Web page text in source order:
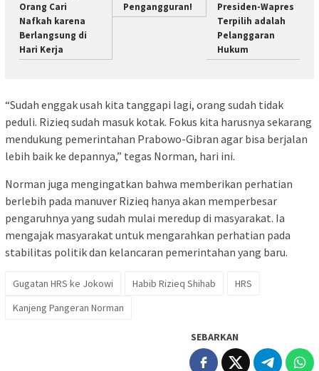
Orang Cari
Nafkah karena
Berlangsung di
Hari Kerja
Pengangguran!
Presiden-Wapres
Terpilih adalah
Pelanggaran
Hukum
“Sudah enggak usah kita tanggapi lagi, orang sudah tidak
peduli. Rizieq sudah masuk kotak. Fokus kita harusnya sekarang
mendukung pemerintahan Prabowo-Gibran agar bisa berjalan
lebih baik ke depannya,” tegas Norman, hari ini.
Norman juga mengingatkan bahwa memberikan perhatian
berlebih pada manuver Rizieq hanya akan memperbesar
pengaruhnya yang sudah mulai meredup di masyarakat. Ia
mengajak masyarakat untuk mengarahkan perhatian pada
stabilitas politik dan kelancaran pemerintahan yang baru.
Gugatan HRS ke Jokowi Habib Rizieq Shihab
HRS
Kanjeng Pangeran Norman
SEBARKAN